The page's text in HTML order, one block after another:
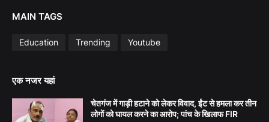
MAIN TAGS
Education Trending Youtube
एक नजर यहां
चेतगंज में गाड़ी हटाने को लेकर विवाद, ईंट से हमला कर तीन
लोगों को घायल करने का आरोप; पांच के खिलाफ FIR